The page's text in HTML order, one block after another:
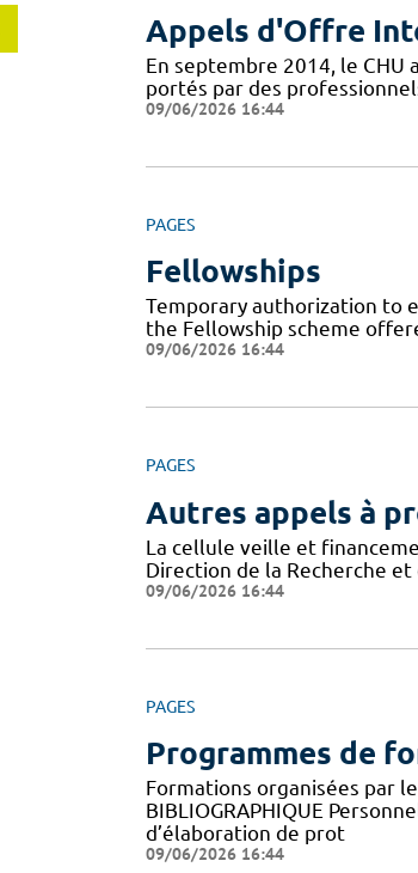
Appels d'Offre
En septembre 2014, le
portés par des
09/06/2026 16:44
PAGES
Fellowships
Temporary authorization to
the Fellowship scheme
09/06/2026 16:44
PAGES
Autres appels à
La cellule veille et
Direction de la Recherche
09/06/2026 16:44
PAGES
Programmes de
Formations organisées par le
BIBLIOGRAPHIQUE
d’élaboration de prot
09/06/2026 16:44